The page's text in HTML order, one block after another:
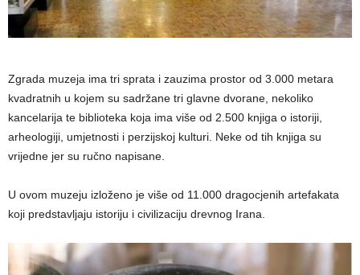
Zgrada muzeja ima tri sprata i zauzima prostor od 3.000 metara
kvadratnih u kojem su sadržane tri glavne dvorane, nekoliko
kancelarija te biblioteka koja ima više od 2.500 knjiga o istoriji,
arheologiji, umjetnosti i perzijskoj kulturi. Neke od tih knjiga su
vrijedne jer su ručno napisane.
U ovom muzeju izloženo je više od 11.000 dragocjenih artefakata
koji predstavljaju istoriju i civilizaciju drevnog Irana.